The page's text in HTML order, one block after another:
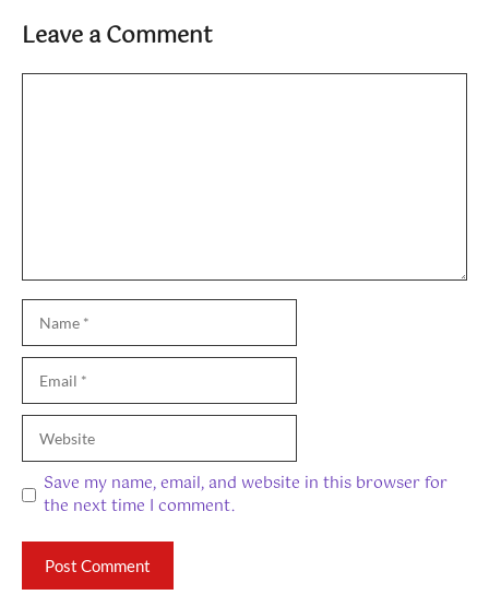
Leave a Comment
Comment
Name
Email
Website
Save my name, email, and website in this browser for
the next time I comment.